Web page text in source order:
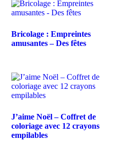
Bricolage : Empreintes
amusantes – Des fêtes
J’aime Noël – Coffret de
coloriage avec 12 crayons
empilables